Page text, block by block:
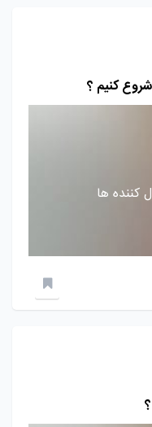
کنیم ؟
کننده ها